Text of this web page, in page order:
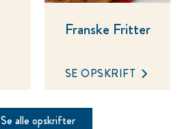
Franske Fritter
SE OPSKRIFT
Se alle opskrifter